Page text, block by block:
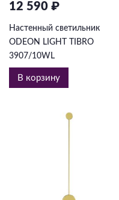
12 590 ₽
Настенный светильник
ODEON LIGHT TIBRO
3907/10WL
В корзину